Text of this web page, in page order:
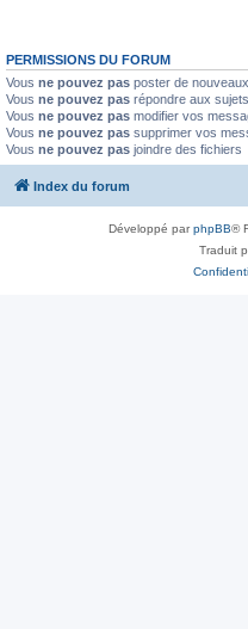
PERMISSIONS DU FORUM
Vous ne pouvez pas poster de
Vous ne pouvez pas répondre aux sujets
Vous ne pouvez pas modifier vos
Vous ne pouvez pas supprimer vos
Vous ne pouvez pas joindre des fichiers
Index du forum
Développé parphpBB®
Traduit